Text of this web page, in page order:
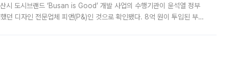
시 도시브랜드 ‘Busan is Good’ 개발 사업의 수행기관이 윤석열 정부
던 디자인 전문업체 피앤(P&)인 것으로 확인됐다. 8억 원이 투입된 부산